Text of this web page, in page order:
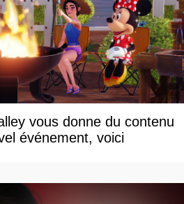
vous donne du contenu
événement, voici